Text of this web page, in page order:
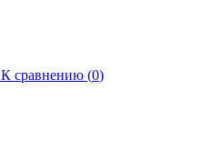
К сравнению (0)